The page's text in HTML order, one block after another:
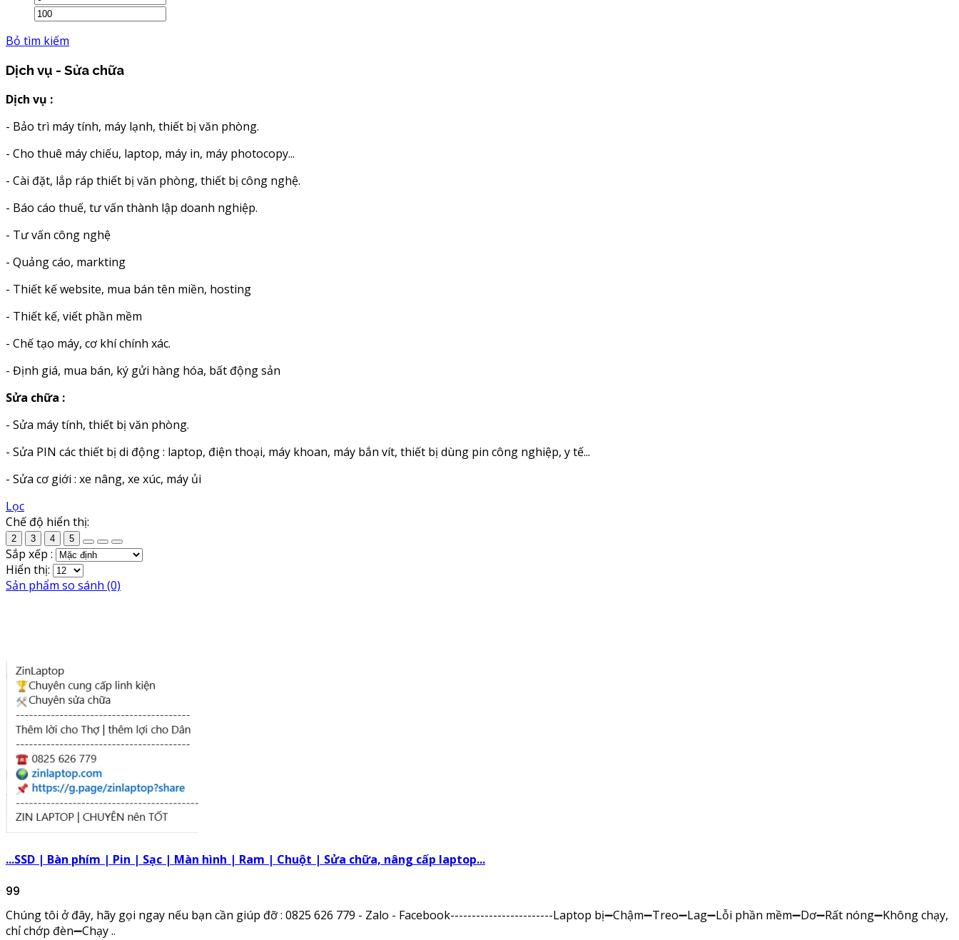
Bỏ tìm kiếm
Dịch vụ - Sửa chữa
Dịch vụ :
- Bảo trì máy tính, máy lạnh, thiết bị văn phòng.
- Cho thuê máy chiếu, laptop, máy in, máy photocopy...
- Cài đặt, lắp ráp thiết bị văn phòng, thiết bị công nghệ.
- Báo cáo thuế, tư vấn thành lập doanh nghiệp.
- Tư vấn công nghệ
- Quảng cáo, markting
- Thiết kế website, mua bán tên miền, hosting
- Thiết kế, viết phần mềm
- Chế tạo máy, cơ khí chính xác.
- Định giá, mua bán, ký gửi hàng hóa, bất động sản
Sửa chữa :
- Sửa máy tính, thiết bị văn phòng.
- Sửa PIN các thiết bị di động : laptop, điện thoại, máy khoan, máy bắn vít, thiết bị dùng pin công nghiệp, y tế...
- Sửa cơ giới : xe nâng, xe xúc, máy ủi
Lọc
Chế độ hiển thị:
2 3 4 5
Sắp xếp :
Hiển thị:
Sản phẩm so sánh (0)
...SSD | Bàn phím | Pin | Sạc | Màn hình | Ram | Chuột | Sửa chữa, nâng cấp laptop...
99
Chúng tôi ở đây, hãy gọi ngay nếu bạn cần giúp đỡ : 0825 626 779 - Zalo - Facebook------------------------Laptop bị➖Chậm➖Treo➖Lag➖Lỗi phần mềm➖Dơ➖Rất nóng➖Không chạy,
chỉ chớp đèn➖Chạy ..